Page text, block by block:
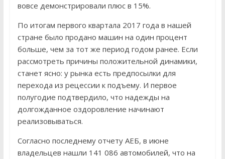
вовсе демонстрировали плюс в 15%.
По итогам первого квартала 2017 года в нашей
стране было продано машин на один процент
больше, чем за тот же период годом ранее. Если
рассмотреть причины положительной динамики,
станет ясно: у рынка есть предпосылки для
перехода из рецессии к подъему. И первое
полугодие подтвердило, что надежды на
долгожданное оздоровление начинают
реализовываться.
Согласно последнему отчету АЕБ, в июне
владельцев нашли 141 086 автомобилей, что на